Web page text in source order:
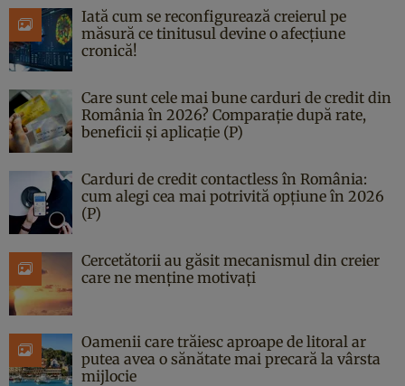
Iată cum se reconfigurează creierul pe
măsură ce tinitusul devine o afecțiune
cronică!
Care sunt cele mai bune carduri de credit din
România în 2026? Comparație după rate,
beneficii și aplicație (P)
Carduri de credit contactless în România:
cum alegi cea mai potrivită opțiune în 2026
(P)
Cercetătorii au găsit mecanismul din creier
care ne menține motivați
Oamenii care trăiesc aproape de litoral ar
putea avea o sănătate mai precară la vârsta
mijlocie